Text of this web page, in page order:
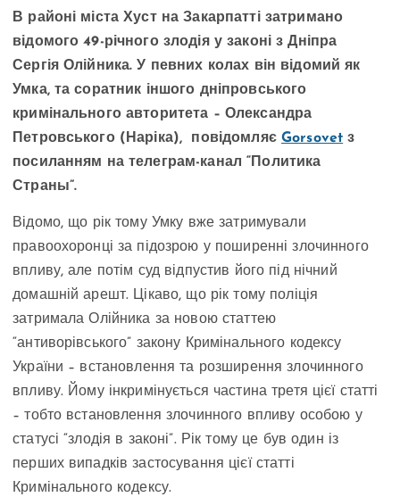
В районі міста Хуст на Закарпатті затримано
відомого 49-річного злодія у законі з Дніпра
Сергія Олійника. У певних колах він відомий як
Умка, та соратник іншого дніпровського
кримінального авторитета – Олександра
Петровського (Наріка), повідомляєGorsovet з
посиланням на телеграм-канал “Политика
Страны”.
Відомо, що рік тому Умку вже затримували
правоохоронці за підозрою у поширенні злочинного
впливу, але потім суд відпустив його під нічний
домашній арешт. Цікаво, що рік тому поліція
затримала Олійника за новою статтею
“антиворівського” закону Кримінального кодексу
України – встановлення та розширення злочинного
впливу. Йому інкримінується частина третя цієї статті
– тобто встановлення злочинного впливу особою у
статусі “злодія в законі”. Рік тому це був один із
перших випадків застосування цієї статті
Кримінального кодексу.